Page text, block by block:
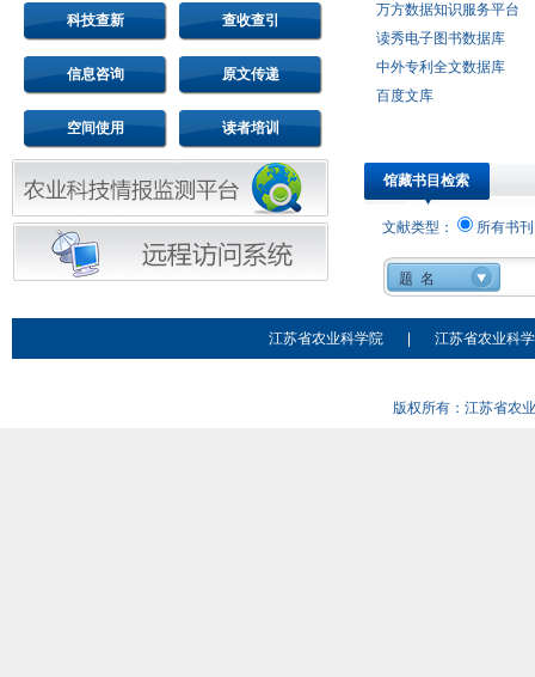
科技查新 查收查引
信息咨询 原文传递
空间使用 读者培训
万方数据知识服务平台
读秀电子图书数据库
中外专利全文数据库
百度文库
馆藏书目检索
文献类型： 所有书刊
江苏省农业科学院 江苏省农业科
版权所有：江苏省农